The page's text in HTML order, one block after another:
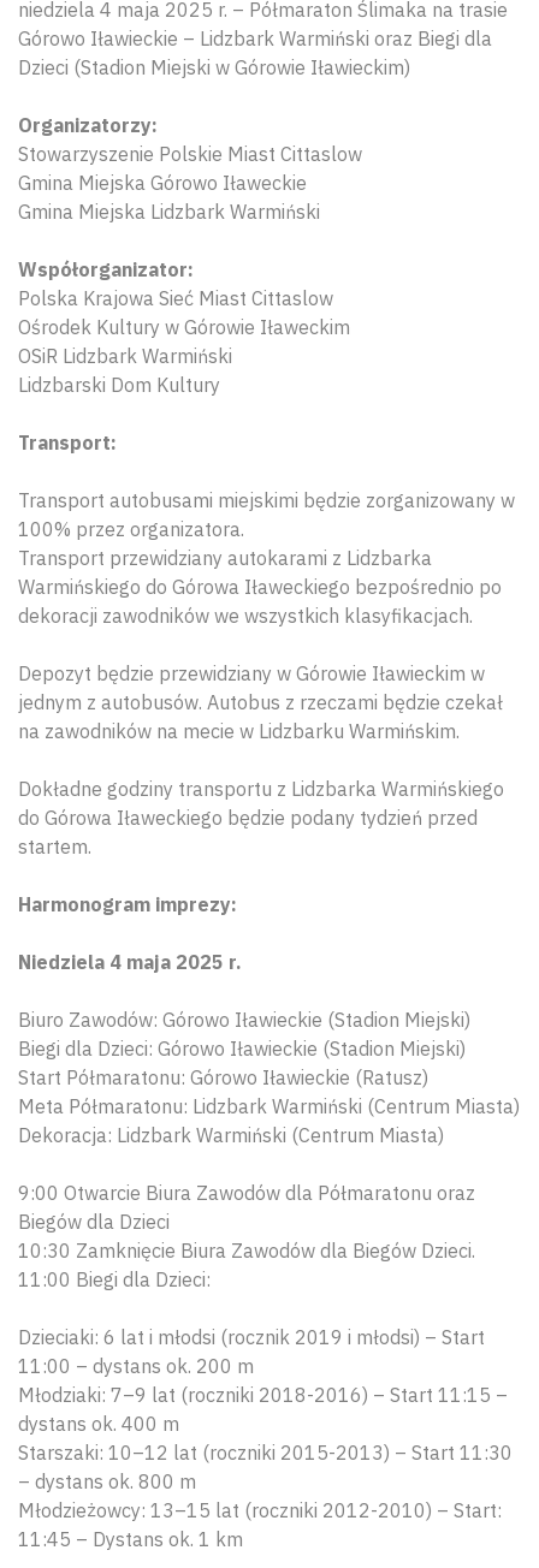
niedziela 4 maja 2025 r. – Półmaraton Ślimaka na trasie
Górowo Iławieckie – Lidzbark Warmiński oraz Biegi dla
Dzieci (Stadion Miejski w Górowie Iławieckim)
Organizatorzy:
Stowarzyszenie Polskie Miast Cittaslow
Gmina Miejska Górowo Iławeckie
Gmina Miejska Lidzbark Warmiński
Współorganizator:
Polska Krajowa Sieć Miast Cittaslow
Ośrodek Kultury w Górowie Iławeckim
OSiR Lidzbark Warmiński
Lidzbarski Dom Kultury
Transport:
Transport autobusami miejskimi będzie zorganizowany w
100% przez organizatora.
Transport przewidziany autokarami z Lidzbarka
Warmińskiego do Górowa Iławeckiego bezpośrednio po
dekoracji zawodników we wszystkich klasyfikacjach.
Depozyt będzie przewidziany w Górowie Iławieckim w
jednym z autobusów. Autobus z rzeczami będzie czekał
na zawodników na mecie w Lidzbarku Warmińskim.
Dokładne godziny transportu z Lidzbarka Warmińskiego
do Górowa Iławeckiego będzie podany tydzień przed
startem.
Harmonogram imprezy:
Niedziela 4 maja 2025 r.
Biuro Zawodów: Górowo Iławieckie (Stadion Miejski)
Biegi dla Dzieci: Górowo Iławieckie (Stadion Miejski)
Start Półmaratonu: Górowo Iławieckie (Ratusz)
Meta Półmaratonu: Lidzbark Warmiński (Centrum Miasta)
Dekoracja: Lidzbark Warmiński (Centrum Miasta)
9:00 Otwarcie Biura Zawodów dla Półmaratonu oraz
Biegów dla Dzieci
10:30 Zamknięcie Biura Zawodów dla Biegów Dzieci.
11:00 Biegi dla Dzieci:
Dzieciaki: 6 lat i młodsi (rocznik 2019 i młodsi) – Start
11:00 – dystans ok. 200 m
Młodziaki: 7–9 lat (roczniki 2018-2016) – Start 11:15 –
dystans ok. 400 m
Starszaki: 10–12 lat (roczniki 2015-2013) – Start 11:30
– dystans ok. 800 m
Młodzieżowcy: 13–15 lat (roczniki 2012-2010) – Start:
11:45 – Dystans ok. 1 km